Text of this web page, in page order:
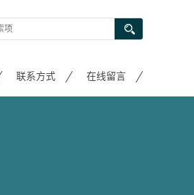
联系方式 在线留言